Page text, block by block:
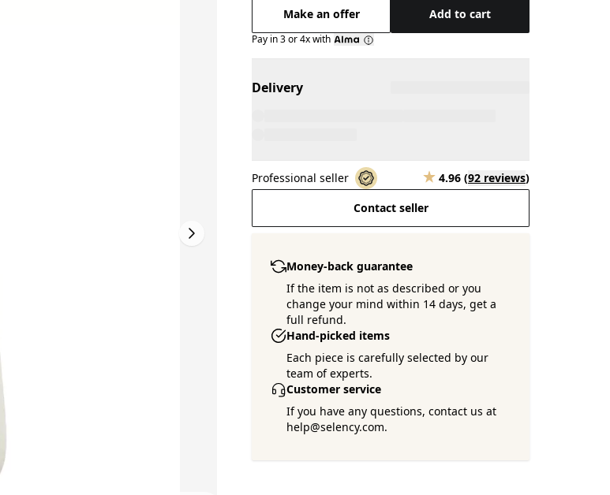
Make an offer Add to cart
Pay in 3 or 4x with
Delivery
Professional seller 4.96 (92 reviews)
Contact seller
Money-back guarantee
If the item is not as described or you
change your mind within 14 days, get a
full refund.
Hand-picked items
Each piece is carefully selected by our
team of experts.
Customer service
If you have any questions, contact us at
help@selency.com.